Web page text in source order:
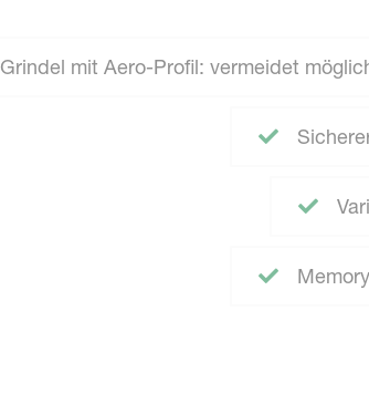
Grindel mit Aero-Profil: vermeidet